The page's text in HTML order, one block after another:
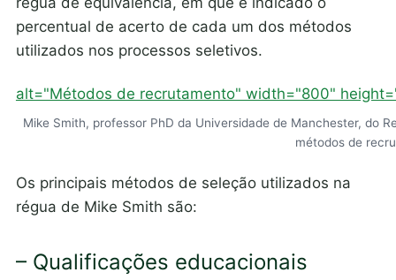
percentual de acerto de cada um dos métodos
utilizados nos processos seletivos.
alt="Métodos de recrutamento" width="800"
Mike Smith, professor PhD da Universidade de Manchester, do
métodos de
Os principais métodos de seleção utilizados na
régua de Mike Smith são:
– Qualificações educacionais